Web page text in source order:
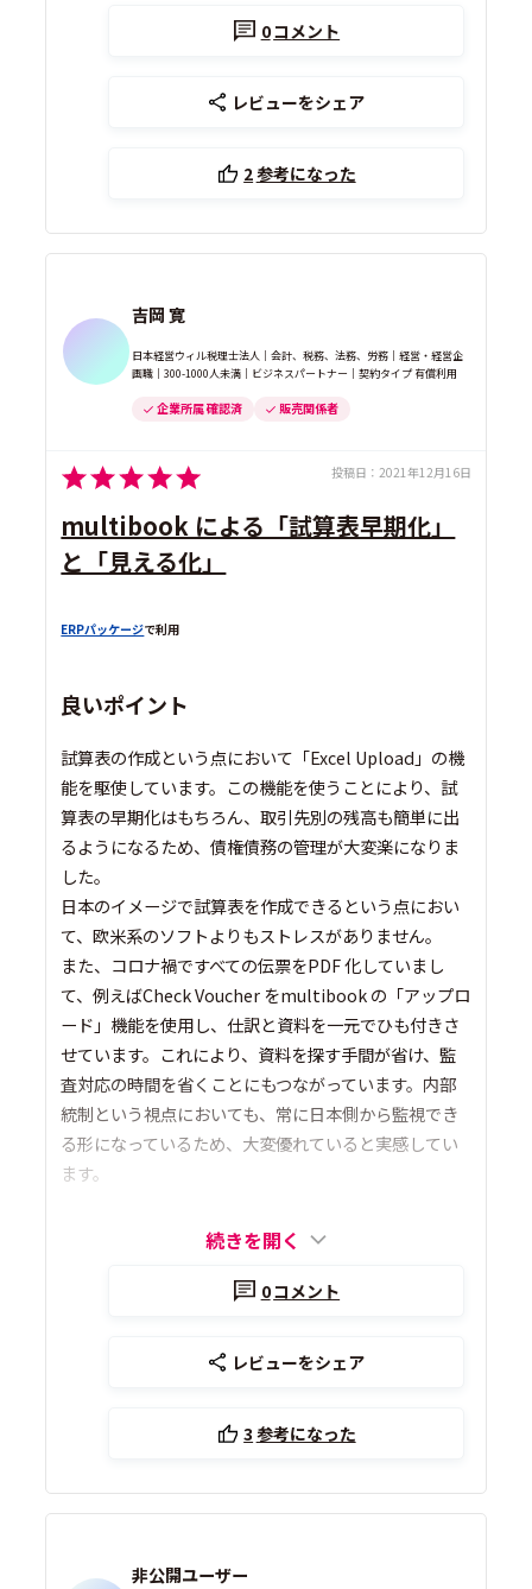
0コメント
レビューをシェア
2参考になった
吉岡 寛
日本経営ウィル税理士法人｜会計、税務、法務、労務｜経営・経営企
画職｜300-1000人未満｜ビジネスパートナー｜契約タイプ 有償利用
企業所属 確認済 販売関係者
投稿日： 2021年12月16日
multibook による「試算表早期化」
と「見える化」
ERPパッケージで利用
良いポイント
試算表の作成という点において「Excel Upload」の機
能を駆使しています。この機能を使うことにより、試
算表の早期化はもちろん、取引先別の残高も簡単に出
るようになるため、債権債務の管理が大変楽になりま
した。
日本のイメージで試算表を作成できるという点におい
て、欧米系のソフトよりもストレスがありません。
また、コロナ禍ですべての伝票をPDF 化していまし
て、例えばCheck Voucher をmultibook の「アップロ
ード」機能を使用し、仕訳と資料を一元でひも付きさ
せています。これにより、資料を探す手間が省け、監
査対応の時間を省くことにもつながっています。内部
統制という視点においても、常に日本側から監視でき
る形になっているため、大変優れていると実感してい
ます。
続きを開く
0コメント
レビューをシェア
3 参考になった
非公開ユーザー